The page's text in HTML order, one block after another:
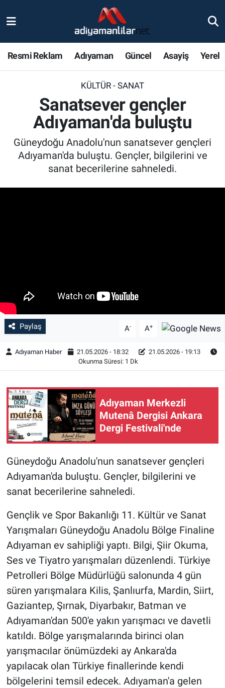
Resmi Reklam Adıyaman Güncel Asayiş Yerel
KÜLTÜR - SANAT
Sanatsever gençler
Adıyaman'da buluştu
Güneydoğu Anadolu'nun sanatsever gençleri
Adıyaman'da buluştu. Gençler, bilgilerini ve
sanat becerilerine sahneledi.
Paylaş A- A+
Adıyaman Haber 21.05.2026 - 18:32
21.05.2026 - 19:13
Okunma Süresi: 1 Dk
Adıyaman Merkezli
Mutenâ Dergisi Ankara
Dergi Festivali'nde
Güneydoğu Anadolu'nun sanatsever gençleri
Adıyaman'da buluştu. Gençler, bilgilerini ve
sanat becerilerine sahneledi.
Gençlik ve Spor Bakanlığı 11. Kültür ve Sanat
Yarışmaları Güneydoğu Anadolu Bölge Finaline
Adıyaman ev sahipliği yaptı. Bilgi, Şiir Okuma,
Ses ve Tiyatro yarışmaları düzenlendi. Türkiye
Petrolleri Bölge Müdürlüğü salonunda 4 gün
süren yarışmalara Kilis, Şanlıurfa, Mardin, Siirt,
Gaziantep, Şırnak, Diyarbakır, Batman ve
Adıyaman'dan 500'e yakın yarışmacı ve davetli
katıldı. Bölge yarışmalarında birinci olan
yarışmacılar önümüzdeki ay Ankara'da
yapılacak olan Türkiye finallerinde kendi
bölgelerini temsil edecek. Adıyaman'a gelen
Magazin
Bölge Haberleri
Gündem
Eğitim
Ekonomi
Çevre
BİLİM VE TEKNOLOJİ
Şambayat Haber
Nöbetçi Eczaneler
Adiyaman Namaz Vakitleri
Trafik Durumu
Süper Lig Puan Durumu ve Fikstür
Tüm Manşetler